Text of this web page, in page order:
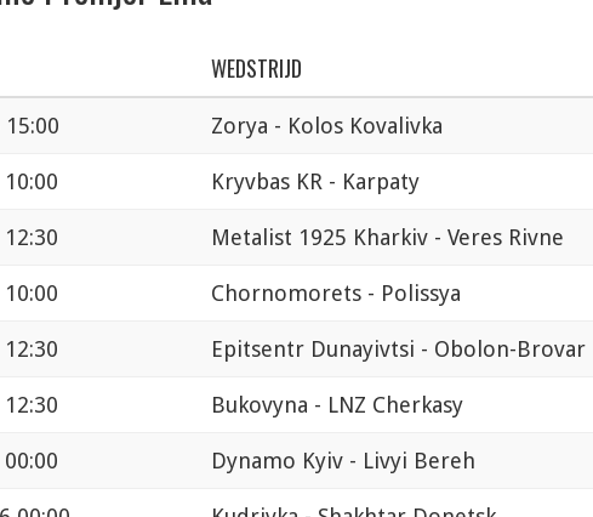
WEDSTRIJD
Zorya - Kolos Kovalivka
Kryvbas KR - Karpaty
Metalist 1925 Kharkiv - Veres Rivne
Chornomorets - Polissya
Epitsentr Dunayivtsi - Obolon-Brovar
Bukovyna - LNZ Cherkasy
Dynamo Kyiv - Livyi Bereh